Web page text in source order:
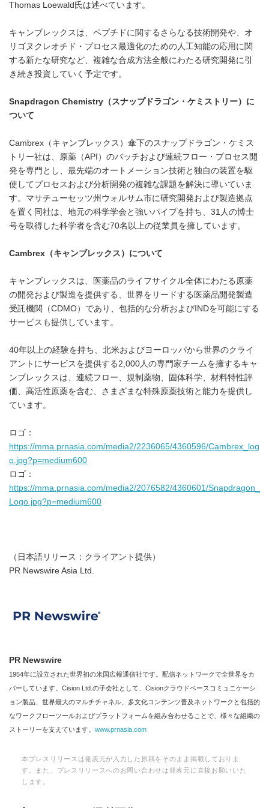
Thomas Loewald氏は述べています。
キャンブレックスは、ペプチドに関するさらなる技術開発や、オ
リゴヌクレオチド・プロセス最適化のための人工知能の応用に関
する新たな研究など、複雑な合成方法全般にわたる研究開発に引
き続き投資していく予定です。
Snapdragon Chemistry （スナップドラゴン・ケミストリー）に
ついて
Cambrex（キャンブレックス）傘下のスナップドラゴン・ケミス
トリー社は、原薬（API）のバッチおよび連続フロー・プロセス開
発を専門とし、最先端のオートメーション技術と独自の装置を駆
使してプロセスおよび分析開発の複雑な課題を解決に導いていま
す。マサチューセッツ州ウォルサム市に研究開発および製造拠点
を置く同社は、地元の科学学会と強いパイプを持ち、31人の博士
号を取得した科学者を含む70名以上の従業員を擁しています。
Cambrex （キャンブレックス）について
キャンブレックスは、医薬品のライフサイクル全体にわたる原薬
の開発および製造を提供する、世界をリードする医薬品開発製造
受託機関（CDMO）であり、包括的な分析およびINDを可能にする
サービスも提供しています。
40年以上の経験を持ち、北米およびヨーロッパから世界のクライ
アントにサービスを提供する2,000人の専門家チームを擁するキャ
ンブレックスは、連続フロー、規制薬物、固体科学、材料特性評
価、高活性原薬を含む、さまざまな特殊原薬技術と能力を提供し
ています。
ロゴ：
https://mma.prnasia.com/media2/2236065/4360596/Cambrex_log
o.jpg?p=medium600
ロゴ：
https://mma.prnasia.com/media2/2076582/4360601/Snapdragon_
Logo.jpg?p=medium600
（日本語リリース：クライアント提供）
PR Newswire Asia Ltd.
PR Newswire
1954年に設立された世界初の米国広報通信社です。配信ネットワークで全世界をカ
バーしています。Cision Ltd.の子会社として、Cisionクラウドベースコミュニケーシ
ョン製品、世界最大のマルチチャネル、多文化コンテンツ普及ネットワークと包括的
なワークフローツールおよびプラットフォームを組み合わせることで、様々な組織の
ストーリーを支えています。 www.prnasia.com
本プレスリリースは発表元が入力した原稿をそのまま掲載しておりま
す。また、プレスリリースへのお問い合わせは発表元に直接お願いいた
します。